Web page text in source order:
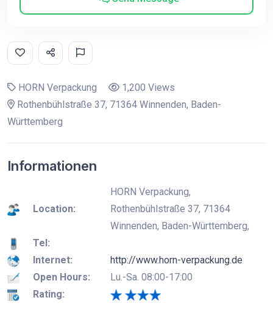
HORN Verpackung
1,200 Views
Rothenbühlstraße 37, 71364 Winnenden, Baden-
Württemberg
Informationen
Location:
HORN Verpackung,
Rothenbühlstraße 37, 71364
Winnenden, Baden-Württemberg,
Tel:
Internet:
http://www.horn-verpackung.de
Open Hours:
Lu.-Sa. 08:00-17:00
Rating: